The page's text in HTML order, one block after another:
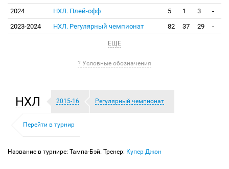
2024
НХЛ. Плей-офф 5 1 3
-
2023-2024
НХЛ. Регулярный чемпионат 82 37 29 -
ЕЩЕ
? Условные обозначения
НХЛ 2015-16 Регулярный чемпионат
Перейти в турнир
Название в турнире: Тампа-Бэй. Тренер: Купер Джон